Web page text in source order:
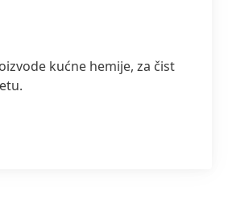
kućne hemije, za čist